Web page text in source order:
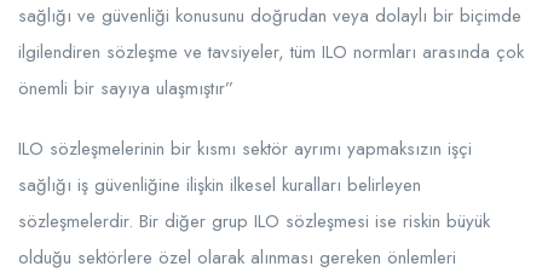
sağlığı ve güvenliği konusunu doğrudan veya dolaylı bir biçimde
ilgilendiren sözleşme ve tavsiyeler, tüm ILO normları arasında çok
önemli bir sayıya ulaşmıştır”
ILO sözleşmelerinin bir kısmı sektör ayrımı yapmaksızın işçi
sağlığı iş güvenliğine ilişkin ilkesel kuralları belirleyen
sözleşmelerdir. Bir diğer grup ILO sözleşmesi ise riskin büyük
olduğu sektörlere özel olarak alınması gereken önlemleri